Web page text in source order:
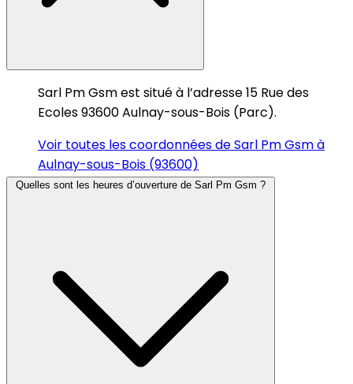
Sarl Pm Gsm est situé à l’adresse 15 Rue des
Ecoles 93600 Aulnay-sous-Bois (Parc).
Voir toutes les coordonnées de Sarl Pm Gsm à
Aulnay-sous-Bois (93600)
Quelles sont les heures d’ouverture de Sarl Pm Gsm ?